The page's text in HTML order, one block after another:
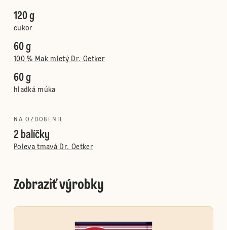
120 g
cukor
60 g
100 % Mak mletý Dr. Oetker
60 g
hladká múka
NA OZDOBENIE
2 balíčky
Poleva tmavá Dr. Oetker
Zobraziť výrobky